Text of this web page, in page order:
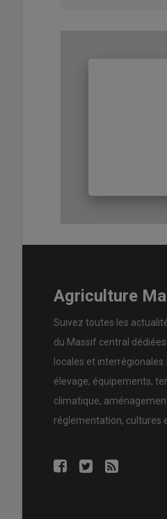
Agriculture
Suivez toutes les
du Massif central
locales et
élevage, équipements,
climatique,
réglementation, cultures